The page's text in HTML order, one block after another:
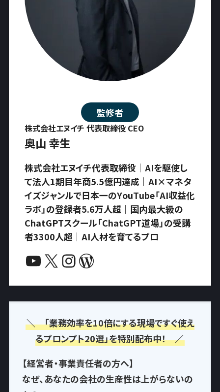
監修者
株式会社エヌイチ 代表取締役 CEO
奥山 幸生
株式会社エヌイチ代表取締役｜AIを駆使し
て法人1期目年商5.5億円達成｜AI×マネタ
イズジャンルで日本一のYouTube「AI収益化
ラボ」の登録者5.6万人超｜国内最大級の
ChatGPTスクール「ChatGPT道場」の受講
者3300人超｜AI人材を育てるプロ
YouTube X InstagramWordPress
＼ 「業務効率を10倍にする現場ですぐ使え
るプロンプト20選」を特別配布中！ ／
【経営者・事業責任者の方へ】
なぜ、あなたの会社の生産性は上がらないの